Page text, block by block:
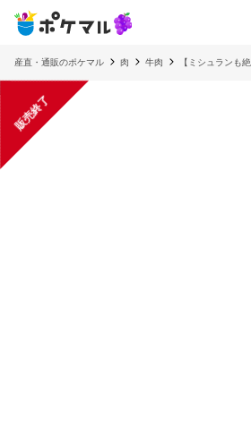
産直・通販のポケマル 肉 牛肉 【ミシュランも
販売終了